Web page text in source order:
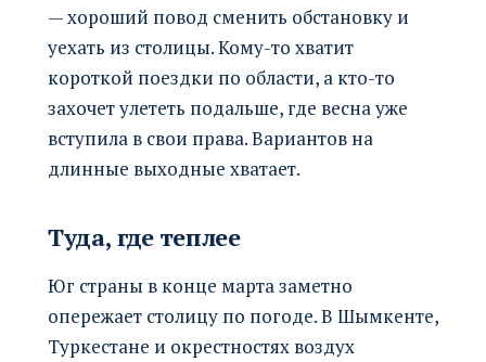
— хороший повод сменить обстановку и
уехать из столицы. Кому-то хватит
короткой поездки по области, а кто-то
захочет улететь подальше, где весна уже
вступила в свои права. Вариантов на
длинные выходные хватает.
Туда, где теплее
Юг страны в конце марта заметно
опережает столицу по погоде. В Шымкенте,
Туркестане и окрестностях воздух